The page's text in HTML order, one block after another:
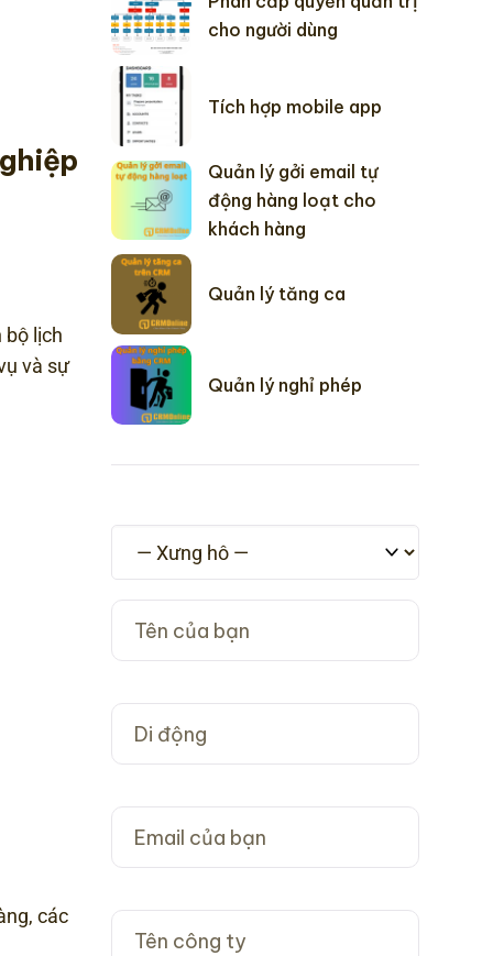
lịch
và sự
các
cho người dùng
Tích hợp mobile app
Quản lý gởi email tự
động hàng loạt cho
khách hàng
Quản lý tăng ca
Quản lý nghỉ phép